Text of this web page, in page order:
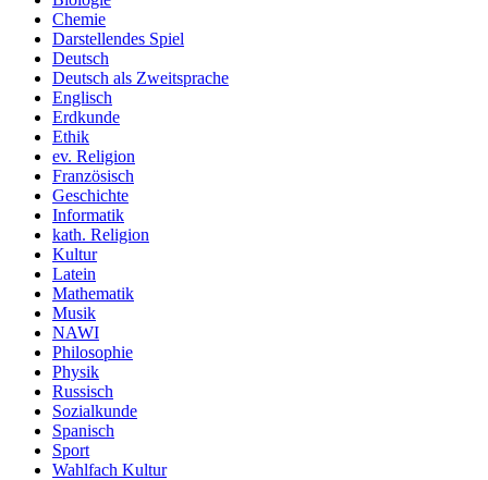
Chemie
Darstellendes Spiel
Deutsch
Deutsch als Zweitsprache
Englisch
Erdkunde
Ethik
ev. Religion
Französisch
Geschichte
Informatik
kath. Religion
Kultur
Latein
Mathematik
Musik
NAWI
Philosophie
Physik
Russisch
Sozialkunde
Spanisch
Sport
Wahlfach Kultur